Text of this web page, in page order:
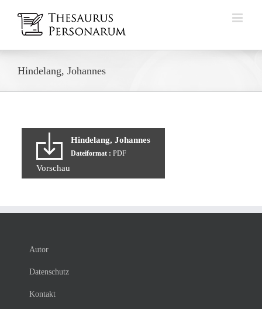
Inhalt
springen
Hindelang, Johannes
Hindelang, Johannes
Dateiformat : PDF
Vorschau
Autor
Datenschutz
Kontakt